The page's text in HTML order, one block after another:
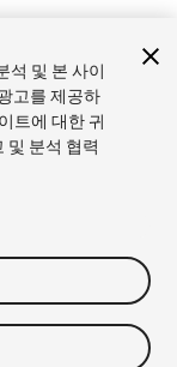
2017.1
에셋 스토어
키
내 개인정보 판
석 및 본 사이
고를 제공하
트에 대한 귀
및 분석 협력